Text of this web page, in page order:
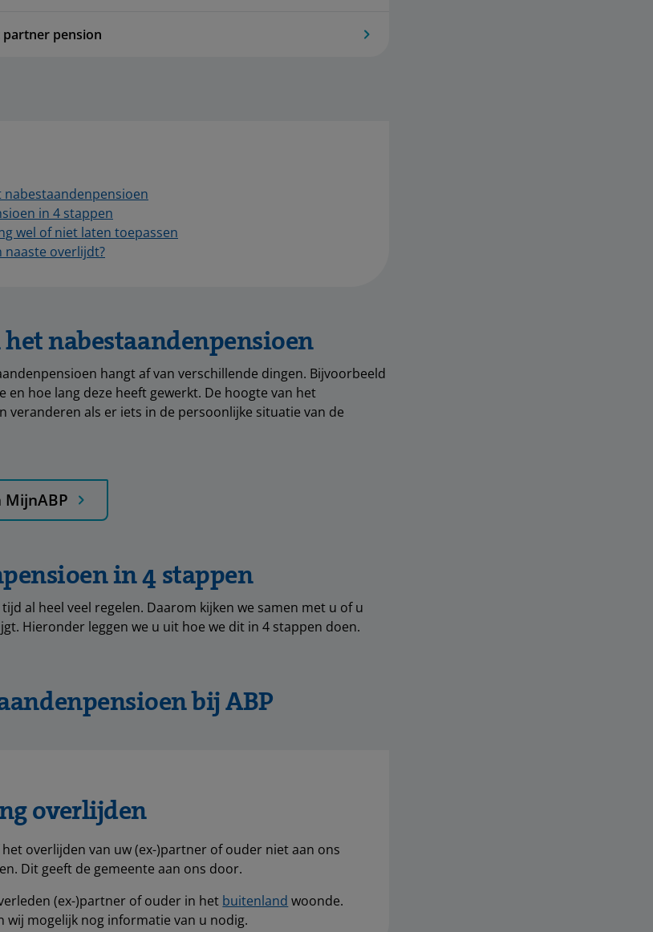
pension
nabestaandenpensioen
in 4 stappen
wel of niet laten toepassen
naaste overlijdt?
nabestaandenpensioen
hangt af van verschillende dingen. Bijvoorbeeld
en hoe lang deze heeft gewerkt. De hoogte van het
veranderen als er iets in de persoonlijke situatie van de
in 4 stappen
al heel veel regelen. Daarom kijken we samen met u of u
Hieronder leggen we u uit hoe we dit in 4 stappen doen.
bij ABP
overlijden
overlijden van uw (ex-)partner of ouder niet aan ons
Dit geeft de gemeente aan ons door.
(ex-)partner of ouder in het buitenland woonde.
wij mogelijk nog informatie van u nodig.